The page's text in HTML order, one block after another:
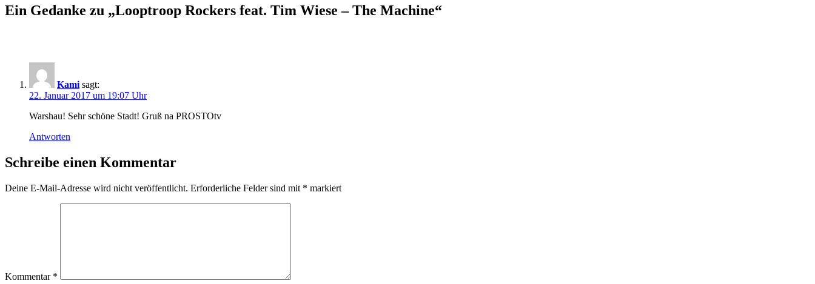
Ein Gedanke zu „Looptroop Rockers feat. Tim Wiese – The Machine“
Kami sagt:
22. Januar 2017 um 19:07 Uhr
Warshau! Sehr schöne Stadt! Gruß na PROSTOtv
Antworten
Schreibe einen Kommentar
Deine E-Mail-Adresse wird nicht veröffentlicht. Erforderliche Felder sind mit * markiert
Kommentar *